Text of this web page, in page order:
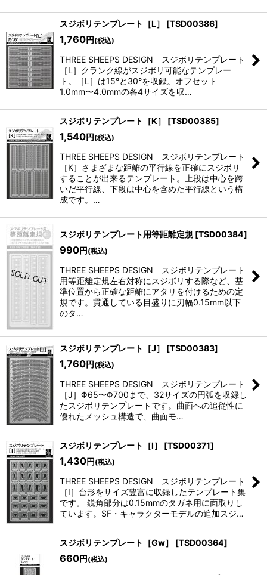
スジボリテンプレート［L］ [TSD00386]
1,760円 (税込)
THREE SHEEPS DESIGN スジボリテンプレート
［L］クランク線がスジボリ可能なテンプレー
ト。［L］は15°と30°を収録。オフセット
1.0mm〜4.0mmの各4サイズを収…
スジボリテンプレート［K］ [TSD00385]
1,540円 (税込)
THREE SHEEPS DESIGN スジボリテンプレート
［K］さまざまな距離の平行線を正確にスジボリ
することが出来るテンプレート。上段は中心を跨
いだ平行線、下段は中心を含めた平行線という構
成です。…
スジボリテンプレート用等距離定規 [TSD00384]
990円 (税込)
THREE SHEEPS DESIGN スジボリテンプレート
用等距離定規左右対称にスジボリする際など、基
準位置から正確な距離にアタリを付けるための定
規です。貫通している目盛りに刃幅0.15mm以下
のタ…
スジボリテンプレート［J］ [TSD00383]
1,760円 (税込)
THREE SHEEPS DESIGN スジボリテンプレート
［J］Φ65〜Φ700まで、32サイズの円弧を収録し
たスジボリテンプレートです。曲面への追従性に
優れたメッシュ構造で、曲面モ…
スジボリテンプレート［I］ [TSD00371]
1,430円 (税込)
THREE SHEEPS DESIGN スジボリテンプレート
［I］台形をサイズ豊富に収録したテンプレート集
です。 鋭角部分は0.15mmのタガネ用に面取りし
ています。SF・キャラクターモデルの追加スジ…
スジボリテンプレート［Gw］ [TSD00364]
660円 (税込)